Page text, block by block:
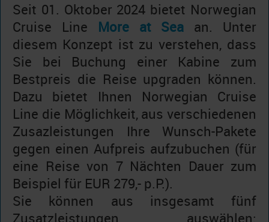
Seit 01. Oktober 2024 bietet Norwegian
Cruise Line More at Sea
an. Unter
diesem Konzept ist zu verstehen, dass
Sie bei Buchung einer Kabine zum
Bestpreis die Reise upgraden können.
Dazu bietet Ihnen Norwegian Cruise
Line die Möglichkeit, aus verschiedenen
Zusazleistungen Ihre Wunsch-Pakete
gegen einen Aufpreis aufzubuchen (für
eine Reise von 7 Nächten Dauer zum
Beispiel für EUR 279,- p.P.).
Sie können aus insgesamt fünf
Zusatzleistungen auswählen: